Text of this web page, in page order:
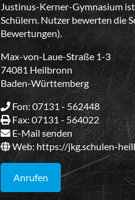
Justinus-Kerner-Gymnasium
Schülern. Nutzer bewerten die
Bewertungen).
Max-von-Laue-Straße 1-3
74081 Heilbronn
Baden-Württemberg
Fon: 07131 - 562448
Fax: 07131 - 564022
E-Mail senden
Web:https://jkg.schulen-
Anrufen